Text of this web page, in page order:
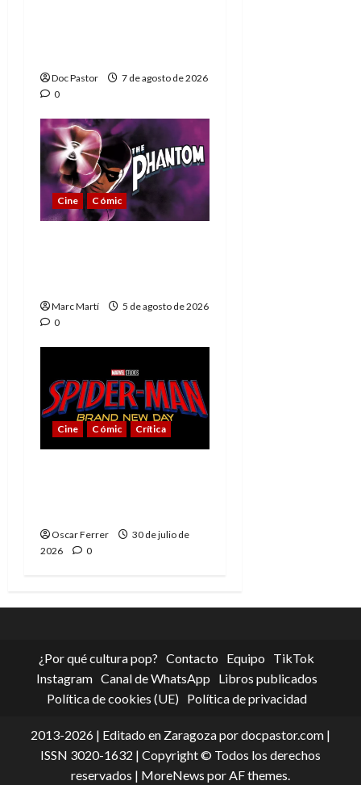
Doc Pastor
7 de agosto de 2026
0
Cine Cómic
Marc Martí
5 de agosto de 2026
0
Cine Cómic Crítica
Oscar Ferrer
30 de julio de
2026
0
¿Por qué cultura pop? Contacto Equipo
TikTok
Instagram Canal de WhatsApp
Libros publicados
Política de cookies (UE)
Política de privacidad
2013-2026 | Editado en Zaragoza por docpastor.com |
ISSN 3020-1632 | Copyright © Todos los derechos
reservados | MoreNews por AF themes.